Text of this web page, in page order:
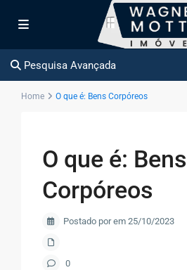
Pesquisa Avançada
Home O que é: Bens Corpóreos
O que é: Bens
Corpóreos
Postado por em 25/10/2023
0